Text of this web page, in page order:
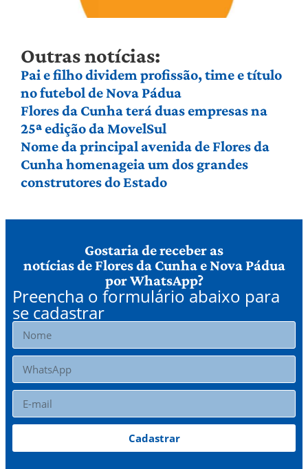
Outras notícias:
Pai e filho dividem profissão, time e título
no futebol de Nova Pádua
Flores da Cunha terá duas empresas na
25ª edição da MovelSul
Nome da principal avenida de Flores da
Cunha homenageia um dos grandes
construtores do Estado
Gostaria de receber as
notícias de Flores da Cunha e Nova Pádua
por WhatsApp?
Preencha o formulário abaixo para
se cadastrar
Cadastrar